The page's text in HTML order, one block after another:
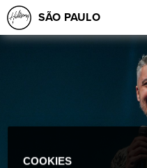
SÃO PAULO
COOKIES